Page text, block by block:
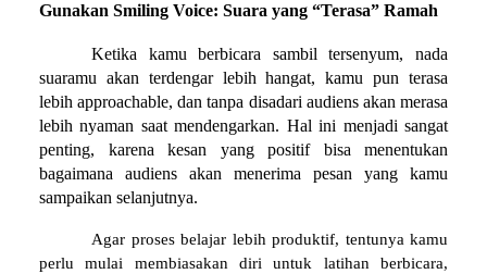
Gunakan Smiling Voice: Suara yang “Terasa” Ramah
Ketika kamu berbicara sambil tersenyum, nada
suaramu akan terdengar lebih hangat, kamu pun terasa
lebih approachable, dan tanpa disadari audiens akan merasa
lebih nyaman saat mendengarkan. Hal ini menjadi sangat
penting, karena kesan yang positif bisa menentukan
bagaimana audiens akan menerima pesan yang kamu
sampaikan selanjutnya.
Agar proses belajar lebih produktif, tentunya kamu
perlu mulai membiasakan diri untuk latihan berbicara,